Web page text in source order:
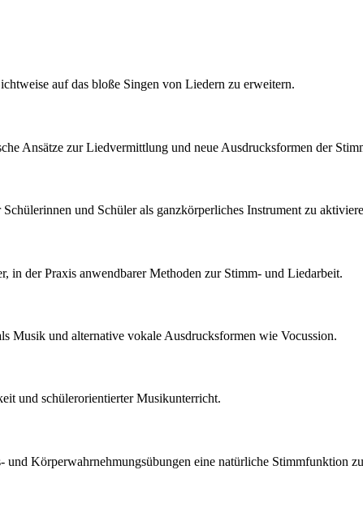
auf das bloße Singen von Liedern zu erweitern.
Ansätze zur Liedvermittlung und neue Ausdrucksformen der
und Schüler als ganzkörperliches Instrument zu
in der Praxis anwendbarer Methoden zur Stimm- und Liedarbeit.
Musik und alternative vokale Ausdrucksformen wie Vocussion.
und schülerorientierter Musikunterricht.
Körperwahrnehmungsübungen eine natürliche Stimmfunktion